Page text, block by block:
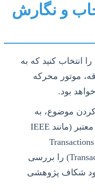
و نگارش
انتخاب کنید که به
موتور محرکه
بود.
موضوع، به
دقت مقالات و کنفرانس‌های معتبر (مانند IEEE
Transactions on Energy Conversion) را بررسی
شکاف پژوهشی